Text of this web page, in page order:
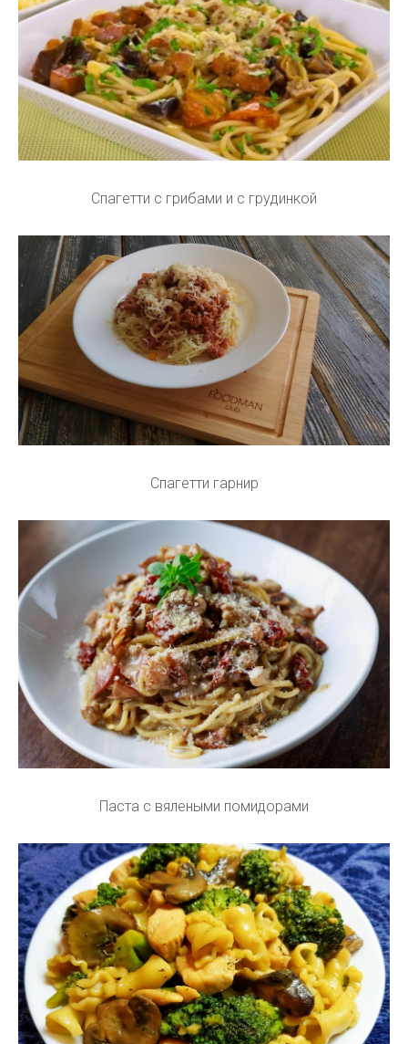
Спагетти с грибами и с грудинкой
Спагетти гарнир
Паста с вялеными помидорами